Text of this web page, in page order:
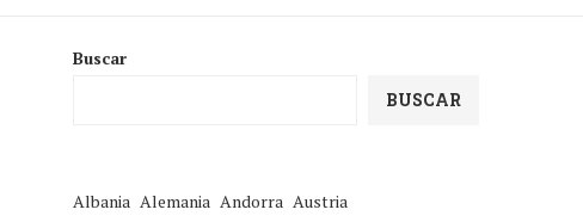
Buscar
BUSCAR
Albania Alemania Andorra Austria